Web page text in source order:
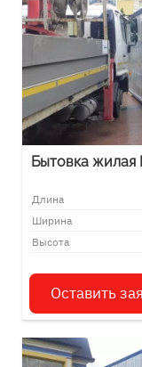
Бытовка
Длина
Ширина
Высота
Оставить